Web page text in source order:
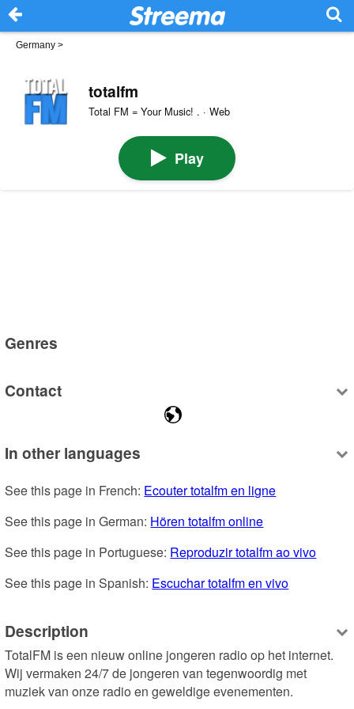
Germany >
totalfm
Total FM = Your Music! . · Web
Play
Genres
Contact
In other languages
See this page in French: Ecouter totalfm en ligne
See this page in German: Hören totalfm online
See this page in Portuguese: Reproduzir totalfm ao vivo
See this page in Spanish: Escuchar totalfm en vivo
Description
TotalFM is een nieuw online jongeren radio op het internet.
Wij vermaken 24/7 de jongeren van tegenwoordig met
muziek van onze radio en geweldige evenementen.